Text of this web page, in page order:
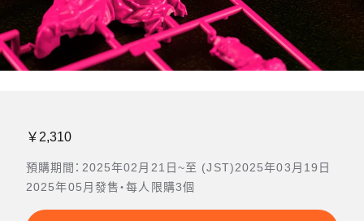
￥2,310
預購期間：2025年02月21日~至 (JST)2025年03月19日
2025年05月發售・每人限購3個